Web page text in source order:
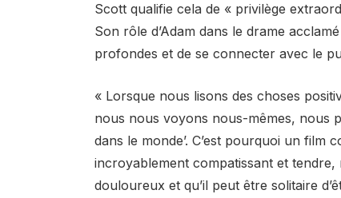
Scott qualifie cela de « privilège
Son rôle d’Adam dans le drame
profondes et de se connecter avec le
« Lorsque nous lisons des choses
nous nous voyons nous-mêmes, nous
dans le monde’. C’est pourquoi un film
incroyablement compatissant et tendre,
douloureux et qu’il peut être solitaire